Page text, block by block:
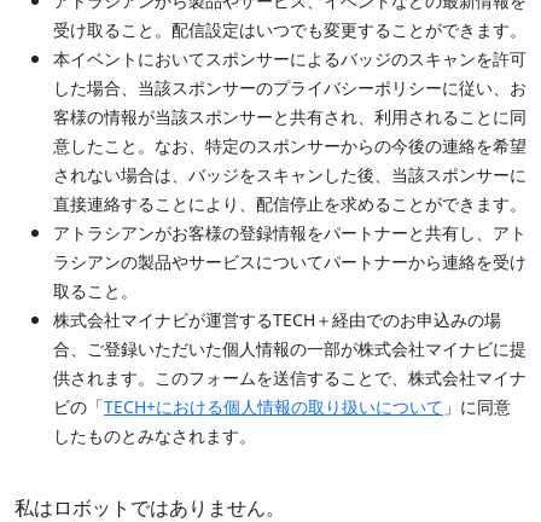
受け取ること。配信設定はいつでも変更することができます。
本イベントにおいてスポンサーによるバッジのスキャンを許可
した場合、当該スポンサーのプライバシーポリシーに従い、お
客様の情報が当該スポンサーと共有され、利用されることに同
意したこと。なお、特定のスポンサーからの今後の連絡を希望
されない場合は、バッジをスキャンした後、当該スポンサーに
直接連絡することにより、配信停止を求めることができます。
アトラシアンがお客様の登録情報をパートナーと共有し、アト
ラシアンの製品やサービスについてパートナーから連絡を受け
取ること。
株式会社マイナビが運営するTECH＋経由でのお申込みの場
合、ご登録いただいた個人情報の一部が株式会社マイナビに提
供されます。このフォームを送信することで、株式会社マイナ
ビの「TECH+における個人情報の取り扱いについて 」に同意
したものとみなされます。
私はロボットではありません。